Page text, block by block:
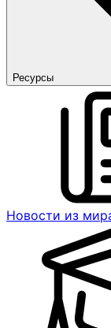
Ресурсы
Новости из